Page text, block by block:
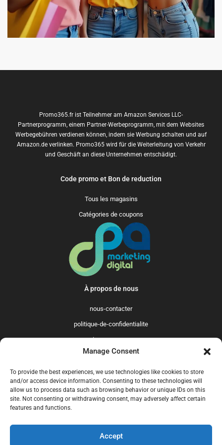
Manage Consent
To provide the best experiences, we use technologies like cookies to store
and/or access device information. Consenting to these technologies will
allow us to process data such as browsing behavior or unique IDs on this
site. Not consenting or withdrawing consent, may adversely affect certain
features and functions.
Accept
Promo365.fr ist Teilnehmer am Amazon Services LLC-
Partnerprogramm, einem Partner-Werbeprogramm, mit dem Websites
Werbegebühren verdienen können, indem sie Werbung schalten und auf
Amazon.de verlinken. Promo365 wird für die Weiterleitung von Verkehr
und Geschäft an diese Unternehmen entschädigt.
Code promo et Bon de reduction
Tous les magasins
Catégories de coupons
À propos de nous
nous-contacter
politique-de-confidentialite
qui-sommes-nous
US GB FR IT ES NL AU BR CA
© 2025 Promo365.fr - Tous droits réservés. Mise à jour en juillet 2024.